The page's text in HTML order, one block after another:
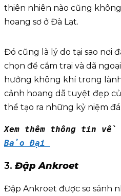
thiên nhiên nào cũng
hoang sơ ở Đà Lạt.
Đó cũng là lý do tại sao nơi
chọn để cắm trại và dã
hưởng không khí trong
cảnh hoang dã tuyệt đẹp
thể tạo ra những kỷ niệm
Xem thêm thông tin
Bảo Đại
3. Đập Ankroet
Đập Ankroet được so sánh